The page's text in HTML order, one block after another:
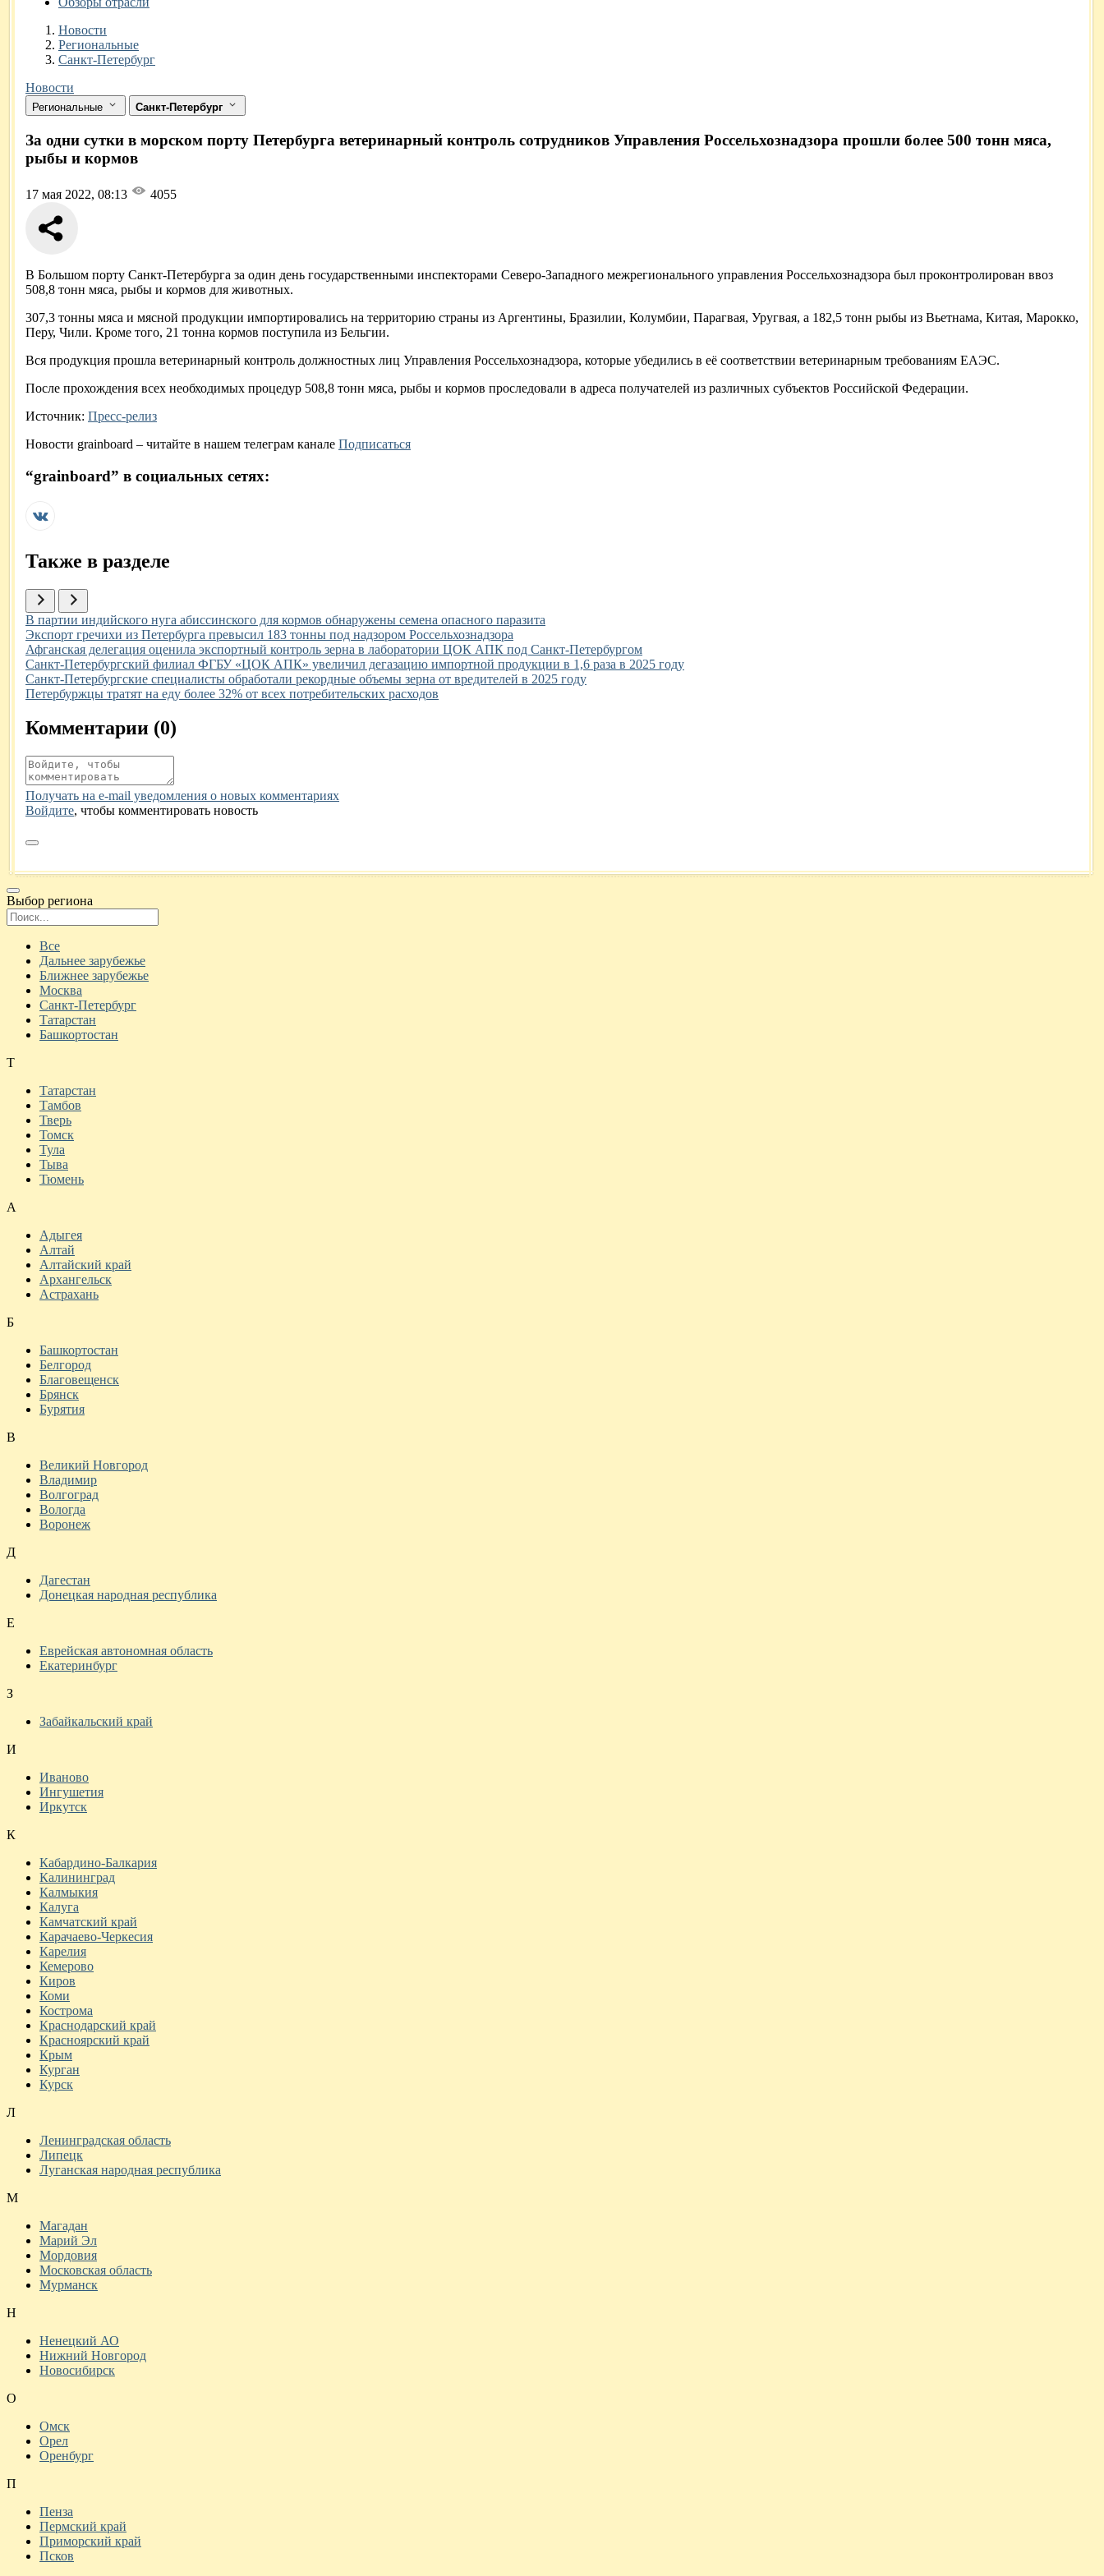
Новости
Разделы
Новости
Региональные
Санкт-Петербург
Новости
Региональные Санкт-Петербург
За одни сутки в морском порту Петербурга ветеринарный контроль сотрудников Управления Россельхознадзора прошли более 500 тонн мяса,
рыбы и кормов
17 мая 2022, 08:13 4055
В Большом порту Санкт-Петербурга за один день государственными инспекторами Северо-Западного межрегионального управления Россельхознадзора был проконтролирован ввоз
508,8 тонн мяса, рыбы и кормов для животных.
307,3 тонны мяса и мясной продукции импортировались на территорию страны из Аргентины, Бразилии, Колумбии, Парагвая, Уругвая, а 182,5 тонн рыбы из Вьетнама, Китая, Марокко,
Перу, Чили. Кроме того, 21 тонна кормов поступила из Бельгии.
Вся продукция прошла ветеринарный контроль должностных лиц Управления Россельхознадзора, которые убедились в её соответствии ветеринарным требованиям ЕАЭС.
После прохождения всех необходимых процедур 508,8 тонн мяса, рыбы и кормов проследовали в адреса получателей из различных субъектов Российской Федерации.
Источник: Пресс-релиз
Новости grainboard – читайте в нашем телеграм канале Подписаться
“grainboard” в социальных сетях:
Также в разделе
Иллюстрация новости
В партии индийского нуга абиссинского для кормов обнаружены семена опасного паразита
Иллюстрация новости
Экспорт гречихи из Петербурга превысил 183 тонны под надзором Россельхознадзора
Иллюстрация новости
Афганская делегация оценила экспортный контроль зерна в лаборатории ЦОК АПК под Санкт-Петербургом
Иллюстрация новости
Санкт-Петербургский филиал ФГБУ «ЦОК АПК» увеличил дегазацию импортной продукции в 1,6 раза в 2025 году
Иллюстрация новости
Санкт-Петербургские специалисты обработали рекордные объемы зерна от вредителей в 2025 году
Иллюстрация новости
Петербуржцы тратят на еду более 32% от всех потребительских расходов
Комментарии (0)
Получать на e‑mail уведомления о новых комментариях
Войдите, чтобы комментировать новость
Выбор региона
Все
Дальнее зарубежье
Ближнее зарубежье
Москва
Санкт-Петербург
Татарстан
Башкортостан
Т
Татарстан
Тамбов
Тверь
Томск
Тула
Тыва
Тюмень
А
Адыгея
Алтай
Алтайский край
Архангельск
Астрахань
Б
Башкортостан
Белгород
Благовещенск
Брянск
Бурятия
В
Великий Новгород
Владимир
Волгоград
Вологда
Воронеж
Д
Дагестан
Донецкая народная республика
Е
Еврейская автономная область
Екатеринбург
З
Забайкальский край
И
Иваново
Ингушетия
Иркутск
К
Кабардино-Балкария
Калининград
Калмыкия
Калуга
Камчатский край
Карачаево-Черкесия
Карелия
Кемерово
Киров
Коми
Кострома
Краснодарский край
Красноярский край
Крым
Курган
Курск
Л
Ленинградская область
Липецк
Луганская народная республика
М
Магадан
Марий Эл
Мордовия
Московская область
Мурманск
Н
Ненецкий АО
Нижний Новгород
Новосибирск
О
Омск
Орел
Оренбург
П
Пенза
Пермский край
Приморский край
Псков